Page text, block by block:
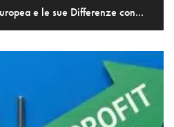
e le sue Differenze con...